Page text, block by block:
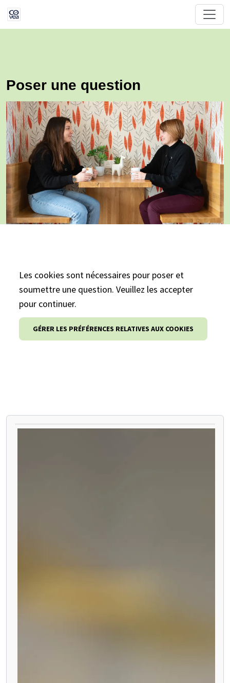
Poser une question
Les cookies sont nécessaires pour poser et
soumettre une question. Veuillez les accepter
pour continuer.
GÉRER LES PRÉFÉRENCES RELATIVES AUX COOKIES
METTEZ EN PAUSE LE CARROUSEL SUIVANT